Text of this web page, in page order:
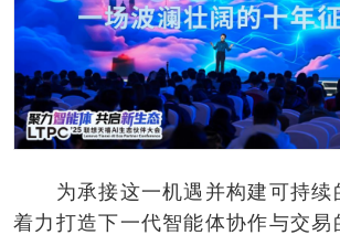
为承接这一机遇并构建可持续
着力打造下一代智能体协作与交易